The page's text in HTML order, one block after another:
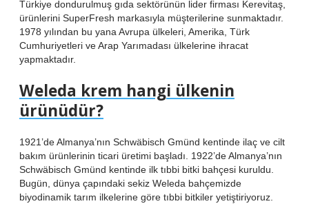
Türkiye dondurulmuş gıda sektörünün lider firması Kerevitaş,
ürünlerini SuperFresh markasıyla müşterilerine sunmaktadır.
1978 yılından bu yana Avrupa ülkeleri, Amerika, Türk
Cumhuriyetleri ve Arap Yarımadası ülkelerine ihracat
yapmaktadır.
Weleda krem hangi ülkenin
ürünüdür?
1921’de Almanya’nın Schwäbisch Gmünd kentinde ilaç ve cilt
bakım ürünlerinin ticari üretimi başladı. 1922’de Almanya’nın
Schwäbisch Gmünd kentinde ilk tıbbi bitki bahçesi kuruldu.
Bugün, dünya çapındaki sekiz Weleda bahçemizde
biyodinamik tarım ilkelerine göre tıbbi bitkiler yetiştiriyoruz.